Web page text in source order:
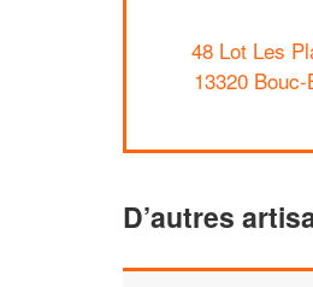
48 Lot Les
13320
D’autres